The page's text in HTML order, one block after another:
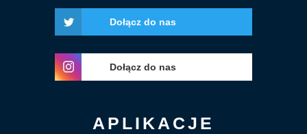
Dołącz do nas
Dołącz do nas
APLIKACJE